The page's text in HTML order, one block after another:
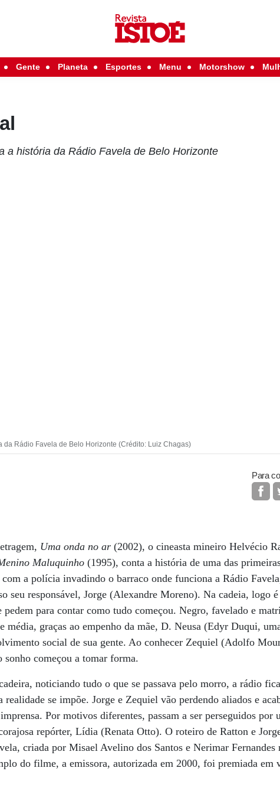
Gente Planeta Esportes Menu Motorshow
a história da Rádio Favela de Belo Horizonte
da Rádio Favela de Belo Horizonte (Crédito: Luiz Chagas)
Para
Uma onda no ar(2002), o cineasta mineiro Helvécio
Maluquinho (1995), conta a história de uma das
a polícia invadindo o barraco onde funciona a Rádio
seu responsável, Jorge (Alexandre Moreno). Na cadeia, logo
pedem para contar como tudo começou. Negro, favelado e
média, graças ao empenho da mãe, D. Neusa (Edyr Duqui,
social de sua gente. Ao conhecer Zequiel (Adolfo
sonho começou a tomar forma.
noticiando tudo o que se passava pelo morro, a rádio
se impõe. Jorge e Zequiel vão perdendo aliados e
Por motivos diferentes, passam a ser perseguidos por
repórter, Lídia (Renata Otto). O roteiro de Ratton e
criada por Misael Avelino dos Santos e Nerimar Fernandes
do filme, a emissora, autorizada em 2000, foi premiada em